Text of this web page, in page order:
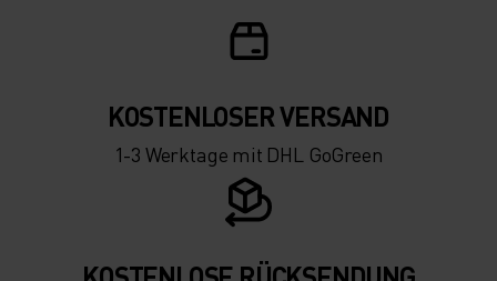
-5°
-15°
-5°
-15°
KOSTENLOSER VERSAND
1-3 Werktage mit DHL GoGreen